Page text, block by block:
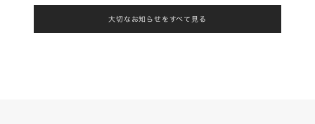
大切なお知らせをすべて見る